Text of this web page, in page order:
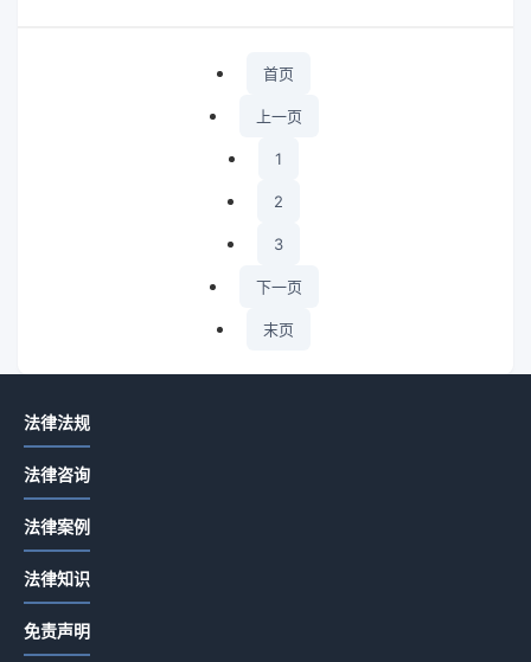
首页
上一页
1
2
3
下一页
末页
法律法规
法律咨询
法律案例
法律知识
免责声明